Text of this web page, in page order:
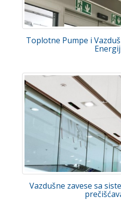
Toplotne Pumpe i
Vazdušne zavese sa